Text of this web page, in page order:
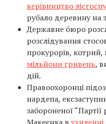
керівництво лісгоспу
рубало деревину на
Державне бюро
розслідування
прокурорів, котрий,
мільйони гривень,
дій.
Правоохоронці
нардепа,
забороненої